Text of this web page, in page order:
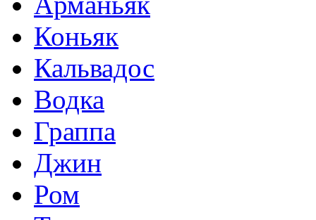
Коньяк
Кальвадос
Водка
Граппа
Джин
Ром